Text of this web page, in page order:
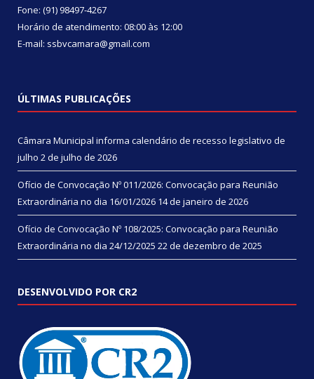
Fone: (91) 98497-4267
Horário de atendimento: 08:00 às 12:00
E-mail: ssbvcamara@gmail.com
ÚLTIMAS PUBLICAÇÕES
Câmara Municipal informa calendário de recesso legislativo de
julho 2 de julho de 2026
Ofício de Convocação Nº 011/2026: Convocação para Reunião
Extraordinária no dia 16/01/2026 14 de janeiro de 2026
Ofício de Convocação Nº 108/2025: Convocação para Reunião
Extraordinária no dia 24/12/2025 22 de dezembro de 2025
DESENVOLVIDO POR CR2